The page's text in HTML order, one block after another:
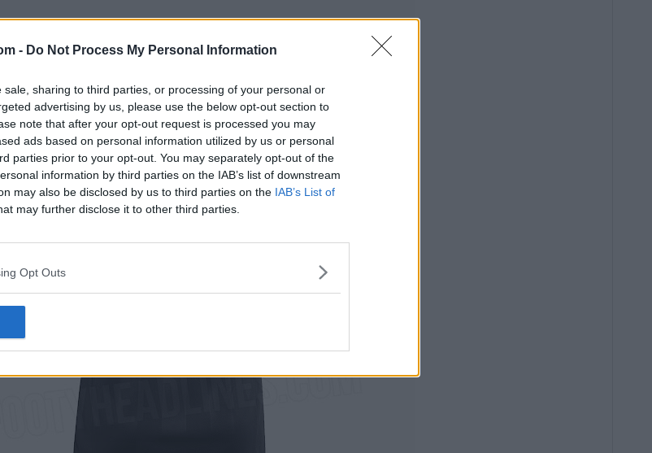
- Do Not Process My Personal Information
sale, sharing to third parties, or processing of your personal or
advertising by us, please use the below opt-out section to
note that after your opt-out request is processed you may
ads based on personal information utilized by us or personal
parties prior to your opt-out. You may separately opt-out of the
information by third parties on the IAB’s list of downstream
may also be disclosed by us to third parties on the IAB’s List of
may further disclose it to other third parties.
Opt Outs